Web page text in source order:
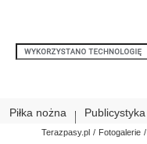
Piłka nożna Publicystyka
Terazpasy.pl / Fotogalerie /